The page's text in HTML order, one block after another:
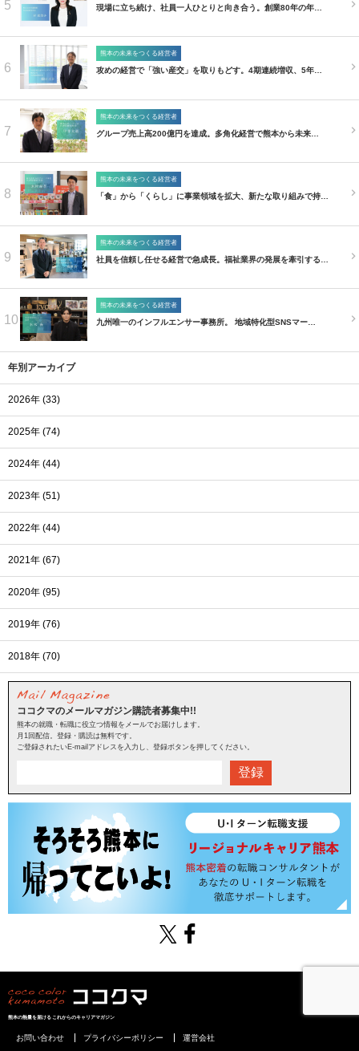
5 現場に立ち続け、社員一人ひとりと向き合う。創業80年の年…
6
熊本の未来をつくる経営者
攻めの経営で「強い産交」を取りもどす。4期連続増収、5年…
7
熊本の未来をつくる経営者
グループ売上高200億円を達成。多角化経営で熊本から未来…
8
熊本の未来をつくる経営者
「食」から「くらし」に事業領域を拡大、新たな取り組みで持…
9
熊本の未来をつくる経営者
社員を信頼し任せる経営で急成長。福祉業界の発展を牽引する…
10
熊本の未来をつくる経営者
九州唯一のインフルエンサー事務所。 地域特化型SNSマー…
年別アーカイブ
2026年 (33)
2025年 (74)
2024年 (44)
2023年 (51)
2022年 (44)
2021年 (67)
2020年 (95)
2019年 (76)
2018年 (70)
ココクマのメールマガジン購読者募集中!!
熊本の就職・転職に役立つ情報をメールでお届けします。
月1回配信。登録・購読は無料です。
ご登録されたいE-mailアドレスを入力し、登録ボタンを押してください。
登録
熊本の熱量を届けるこれからのキャリアマガジン
お問い合わせ プライバシーポリシー 運営会社